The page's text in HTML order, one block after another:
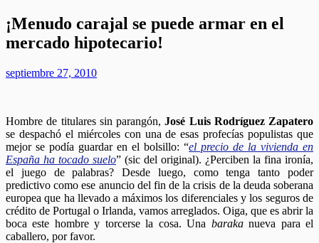
¡Menudo carajal se puede armar en el
mercado hipotecario!
septiembre 27, 2010
Hombre de titulares sin parangón,José Luis Rodríguez Zapatero
se despachó el miércoles con una de esas profecías populistas que
mejor se podía guardar en el bolsillo: “el precio de la vivienda en
España ha tocado suelo” (sic del original). ¿Perciben la fina ironía,
el juego de palabras? Desde luego, como tenga tanto poder
predictivo como ese anuncio del fin de la crisis de la deuda soberana
europea que ha llevado a máximos los diferenciales y los seguros de
crédito de Portugal o Irlanda, vamos arreglados. Oiga, que es abrir la
boca este hombre y torcerse la cosa. Una barakanueva para el
caballero, por favor.